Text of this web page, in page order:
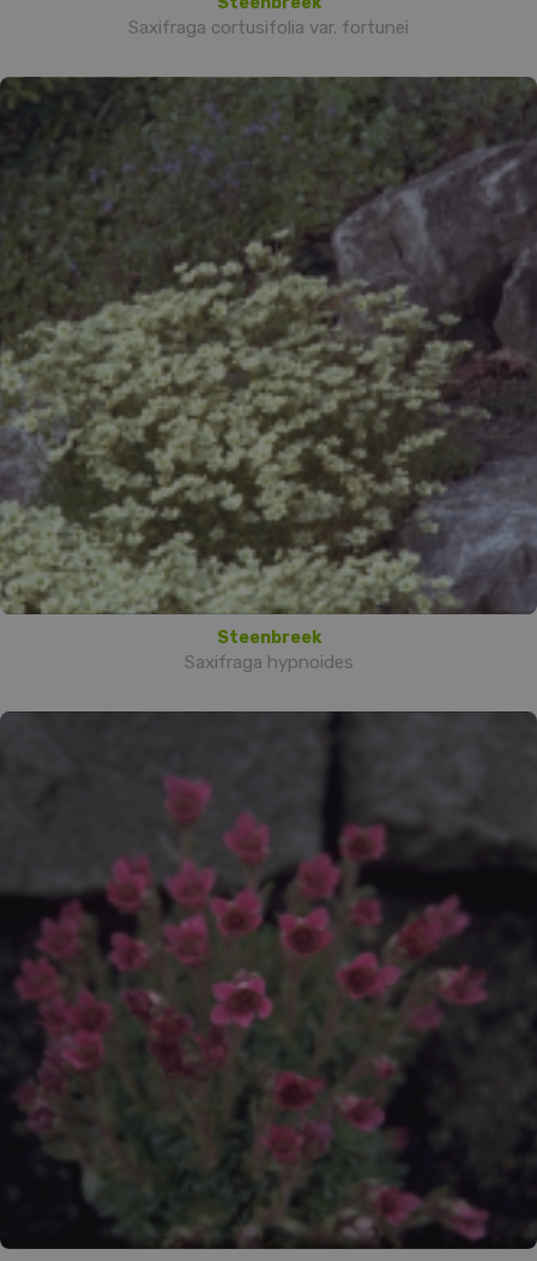
Saxifraga cortusifolia var. fortunei
Steenbreek
Saxifraga hypnoides